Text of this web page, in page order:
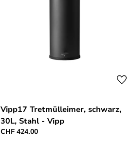
Vipp17 Tretmülleimer, schwarz,
30L, Stahl - Vipp
CHF 424.00